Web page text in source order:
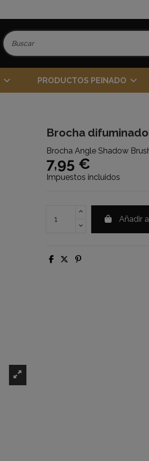
PRODUCTOS PEINADO
Brocha
Brocha Angle Shadow
7,95 €
Impuestos incluidos
Añadir